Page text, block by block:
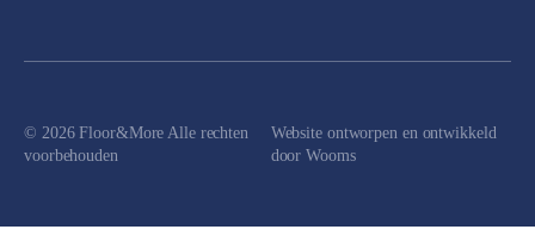
© 2026 Floor&More Alle rechten
voorbehouden
Website ontworpen en ontwikkeld
doorWooms